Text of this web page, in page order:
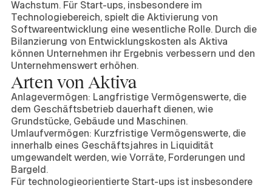
Wachstum. Für Start-ups, insbesondere im
Technologiebereich, spielt die Aktivierung von
Softwareentwicklung eine wesentliche Rolle. Durch die
Bilanzierung von Entwicklungskosten als Aktiva
können Unternehmen ihr Ergebnis verbessern und den
Unternehmenswert erhöhen.
Arten von Aktiva
Anlagevermögen: Langfristige Vermögenswerte, die
dem Geschäftsbetrieb dauerhaft dienen, wie
Grundstücke, Gebäude und Maschinen.
Umlaufvermögen: Kurzfristige Vermögenswerte, die
innerhalb eines Geschäftsjahres in Liquidität
umgewandelt werden, wie Vorräte, Forderungen und
Bargeld.
Für technologieorientierte Start-ups ist insbesondere